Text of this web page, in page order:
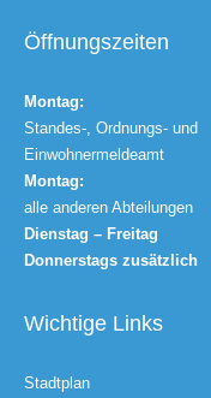
Öffnungszeiten
Montag:
Standes-, Ordnungs- und
Einwohnermeldeamt
Montag:
alle anderen Abteilungen
Dienstag – Freitag
Donnerstags zusätzlich
Wichtige Links
Stadtplan